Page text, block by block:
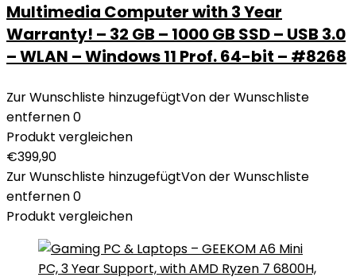
Multimedia Computer with 3 Year
Warranty! – 32 GB – 1000 GB SSD – USB 3.0
– WLAN – Windows 11 Prof. 64-bit – #8268
Zur Wunschliste hinzugefügtVon der Wunschliste
entfernen0
Produkt vergleichen
€399,90
Zur Wunschliste hinzugefügtVon der Wunschliste
entfernen0
Produkt vergleichen